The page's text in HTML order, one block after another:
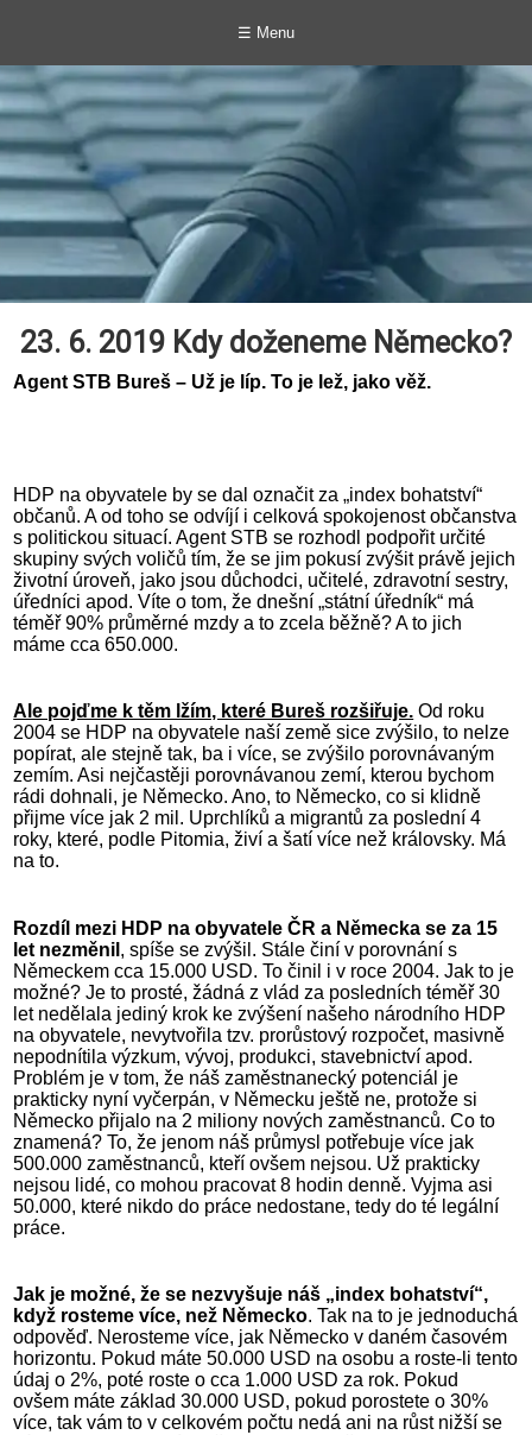
☰ Menu
23. 6. 2019 Kdy doženeme Německo?
Agent STB Bureš – Už je líp. To je lež, jako věž.
HDP na obyvatele by se dal označit za „index bohatství“
občanů. A od toho se odvíjí i celková spokojenost občanstva
s politickou situací. Agent STB se rozhodl podpořit určité
skupiny svých voličů tím, že se jim pokusí zvýšit právě jejich
životní úroveň, jako jsou důchodci, učitelé, zdravotní sestry,
úředníci apod. Víte o tom, že dnešní „státní úředník“ má
téměř 90% průměrné mzdy a to zcela běžně? A to jich
máme cca 650.000.
Ale pojďme k těm lžím, které Bureš rozšiřuje. Od roku
2004 se HDP na obyvatele naší země sice zvýšilo, to nelze
popírat, ale stejně tak, ba i více, se zvýšilo porovnávaným
zemím. Asi nejčastěji porovnávanou zemí, kterou bychom
rádi dohnali, je Německo. Ano, to Německo, co si klidně
přijme více jak 2 mil. Uprchlíků a migrantů za poslední 4
roky, které, podle Pitomia, živí a šatí více než královsky. Má
na to.
Rozdíl mezi HDP na obyvatele ČR a Německa se za 15
let nezměnil , spíše se zvýšil. Stále činí v porovnání s
Německem cca 15.000 USD. To činil i v roce 2004. Jak to je
možné? Je to prosté, žádná z vlád za posledních téměř 30
let nedělala jediný krok ke zvýšení našeho národního HDP
na obyvatele, nevytvořila tzv. prorůstový rozpočet, masivně
nepodnítila výzkum, vývoj, produkci, stavebnictví apod.
Problém je v tom, že náš zaměstnanecký potenciál je
prakticky nyní vyčerpán, v Německu ještě ne, protože si
Německo přijalo na 2 miliony nových zaměstnanců. Co to
znamená? To, že jenom náš průmysl potřebuje více jak
500.000 zaměstnanců, kteří ovšem nejsou. Už prakticky
nejsou lidé, co mohou pracovat 8 hodin denně. Vyjma asi
50.000, které nikdo do práce nedostane, tedy do té legální
práce.
Jak je možné, že se nezvyšuje náš „index bohatství“,
když rosteme více, než Německo. Tak na to je jednoduchá
odpověď. Nerosteme více, jak Německo v daném časovém
horizontu. Pokud máte 50.000 USD na osobu a roste-li tento
údaj o 2%, poté roste o cca 1.000 USD za rok. Pokud
ovšem máte základ 30.000 USD, pokud porostete o 30%
více, tak vám to v celkovém počtu nedá ani na růst nižší se